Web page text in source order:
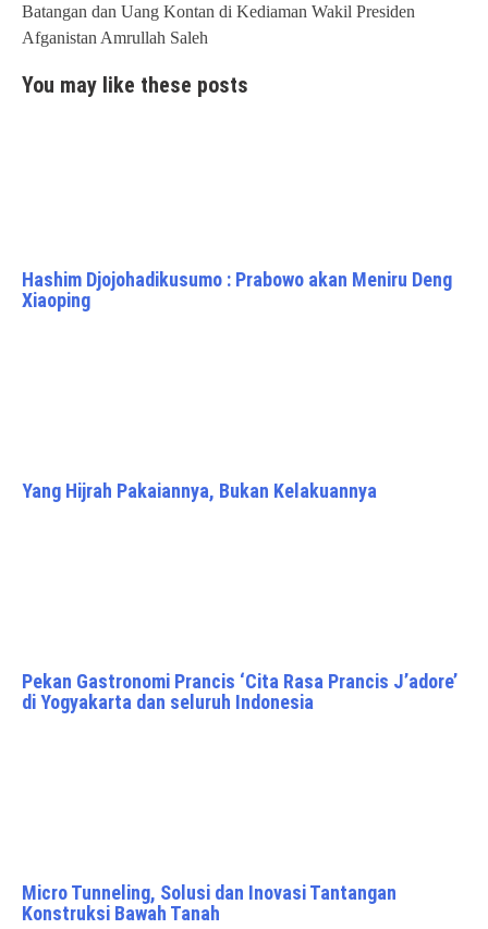
Batangan dan Uang Kontan di Kediaman Wakil Presiden
Afganistan Amrullah Saleh
You may like these posts
Hashim Djojohadikusumo : Prabowo akan Meniru Deng
Xiaoping
Yang Hijrah Pakaiannya, Bukan Kelakuannya
Pekan Gastronomi Prancis ‘Cita Rasa Prancis J’adore’
di Yogyakarta dan seluruh Indonesia
Micro Tunneling, Solusi dan Inovasi Tantangan
Konstruksi Bawah Tanah